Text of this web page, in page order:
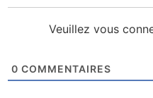
Veuillez vous
0 COMMENTAIRES